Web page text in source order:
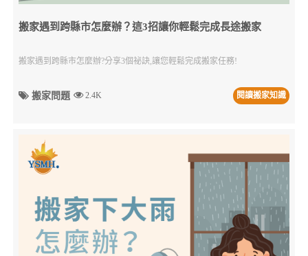
搬家遇到跨縣市怎麼辦？這3招讓你輕鬆完成長途搬家
搬家遇到跨縣市怎麼辦?分享3個祕訣,讓您輕鬆完成搬家任務!
搬家問題 2.4K 閱讀搬家知識